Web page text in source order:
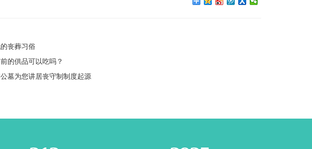
丧葬习俗
的供品可以吃吗？
墓为您讲居丧守制制度起源